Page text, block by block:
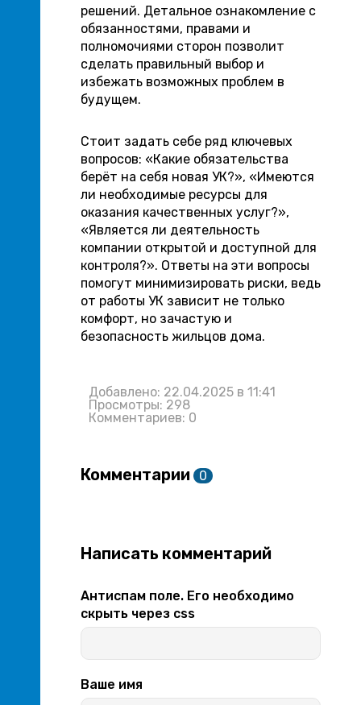
решений. Детальное ознакомление с
обязанностями, правами и
полномочиями сторон позволит
сделать правильный выбор и
избежать возможных проблем в
будущем.
Стоит задать себе ряд ключевых
вопросов: «Какие обязательства
берёт на себя новая УК?», «Имеются
ли необходимые ресурсы для
оказания качественных услуг?»,
«Является ли деятельность
компании открытой и доступной для
контроля?». Ответы на эти вопросы
помогут минимизировать риски, ведь
от работы УК зависит не только
комфорт, но зачастую и
безопасность жильцов дома.
Добавлено: 22.04.2025 в 11:41
Просмотры: 298
Комментариев: 0
Комментарии 0
Написать комментарий
Антиспам поле. Его необходимо
скрыть через css
Ваше имя